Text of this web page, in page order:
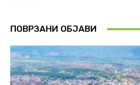
ПОВРЗАНИ ОБЈАВИ